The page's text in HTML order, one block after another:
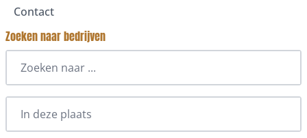
Contact
Zoeken naar bedrijven